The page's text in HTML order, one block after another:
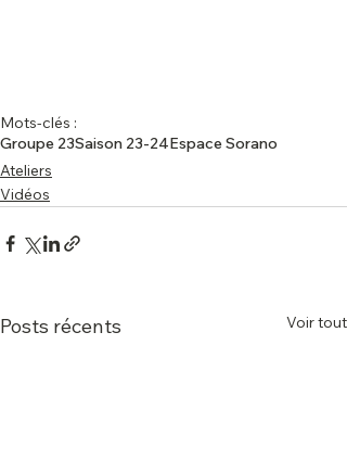
Mots-clés :
Groupe 23Saison 23-24Espace Sorano
Ateliers
Vidéos
Posts récents Voir tout